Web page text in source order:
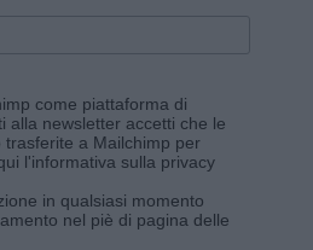
come piattaforma di
alla newsletter accetti che le
a Mailchimp per
l'informativa sulla privacy
in qualsiasi momento
nel piè di pagina delle